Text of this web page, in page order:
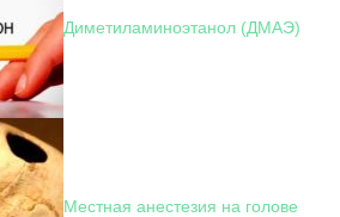
Диметиламиноэтанол (ДМАЭ)
Местная анестезия на голове